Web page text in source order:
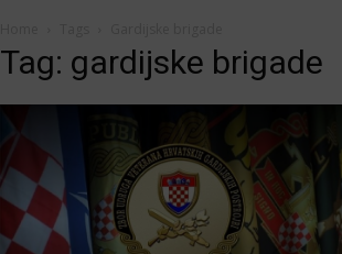
Tag: gardijske brigade